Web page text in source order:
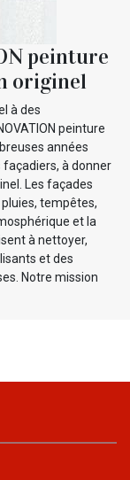
peinture
originel
à des
peinture
années
façadiers, à donner
Les façades
tempêtes,
et la
à nettoyer,
et des
Notre mission